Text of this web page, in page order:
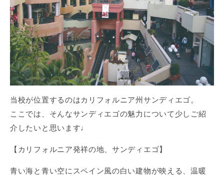
当校が位置するのはカリフォルニア州サンディエゴ。
ここでは、そんなサンディエゴの魅力について少しご紹
介したいと思います♩
【カリフォルニア発祥の地、サンディエゴ】
青い海と青い空にスペイン風の白い建物が映える、温暖